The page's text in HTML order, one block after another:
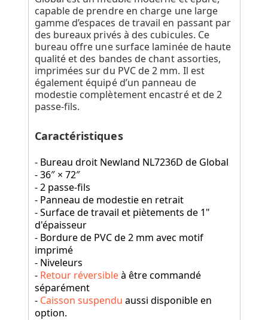
capable de prendre en charge une large
gamme d’espaces de travail en passant par
des bureaux privés à des cubicules. Ce
bureau offre une surface laminée de haute
qualité et des bandes de chant assorties,
imprimées sur du PVC de 2 mm. Il est
également équipé d’un panneau de
modestie complètement encastré et de 2
passe-fils.
Caractéristiques
- Bureau droit Newland NL7236D de Global
- 36″ × 72″
- 2 passe-fils
- Panneau de modestie en retrait
- Surface de travail et piètements de 1"
d'épaisseur
- Bordure de PVC de 2 mm avec motif
imprimé
- Niveleurs
- Retour réversibleà être commandé
séparément
- Caisson suspendu aussi disponible en
option.